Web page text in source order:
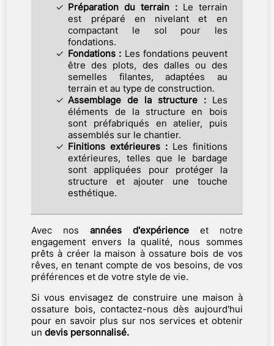
Préparation du terrain :Le terrain
est préparé en nivelant et en
compactant le sol pour les
fondations.
Fondations : Les fondations peuvent
être des plots, des dalles ou des
semelles filantes, adaptées au
terrain et au type de construction.
Assemblage de la structure :Les
éléments de la structure en bois
sont préfabriqués en atelier, puis
assemblés sur le chantier.
Finitions extérieures : Les finitions
extérieures, telles que le bardage
sont appliquées pour protéger la
structure et ajouter une touche
esthétique.
Avec nosannées d'expérienceet notre
engagement envers la qualité, nous sommes
prêts à créer la maison à ossature bois de vos
rêves, en tenant compte de vos besoins, de vos
préférences et de votre style de vie.
Si vous envisagez de construire une maison à
ossature bois, contactez-nous dès aujourd'hui
pour en savoir plus sur nos services et obtenir
undevis personnalisé.